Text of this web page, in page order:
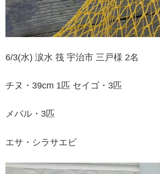
6/3(水) 涙水 筏 宇治市 三戸様 2名
チヌ・39cm 1匹 セイゴ・3匹
メバル・3匹
エサ・シラサエビ